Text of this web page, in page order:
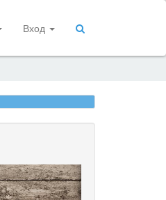
Вход